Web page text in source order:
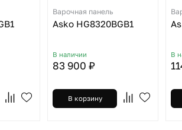
Варочная панель
Asko HG8320BGB1
В наличии
83 900 ₽
В корзину
В